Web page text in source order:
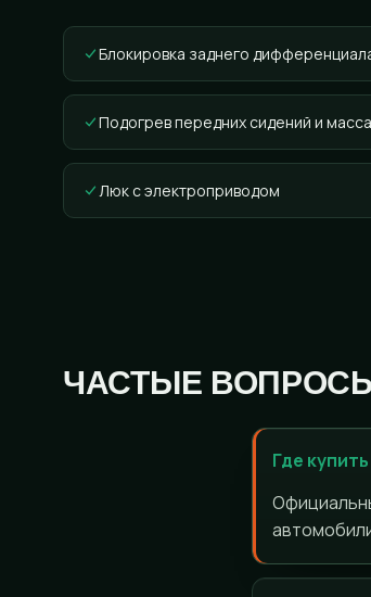
Блокировка заднего
Подогрев передних сидений и
Люк с электроприводом
ЧАСТЫЕ
Где